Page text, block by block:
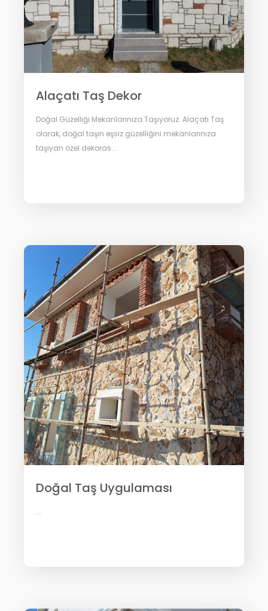
Alaçatı Taş Dekor
Doğal Güzelliği Mekanlarınıza Taşıyoruz. Alaçatı Taş
olarak, doğal taşın eşsiz güzelliğini mekanlarınıza
taşıyan özel dekoras...
Doğal Taş Uygulaması
...